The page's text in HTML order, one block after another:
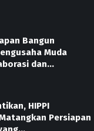
Bangun
Muda
dan…
HIPPI
Persiapan